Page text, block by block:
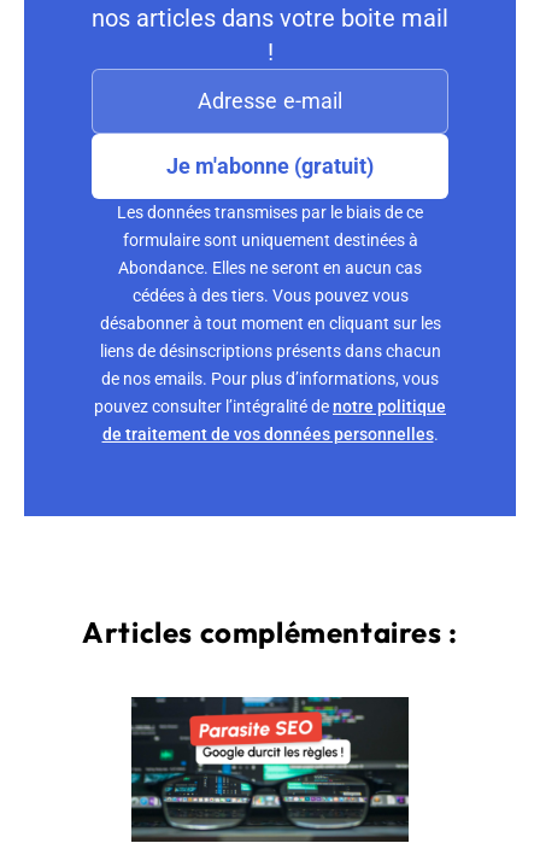
nos articles dans votre boite mail
!
Je m'abonne (gratuit)
Les données transmises par le biais de ce
formulaire sont uniquement destinées à
Abondance. Elles ne seront en aucun cas
cédées à des tiers. Vous pouvez vous
désabonner à tout moment en cliquant sur les
liens de désinscriptions présents dans chacun
de nos emails. Pour plus d’informations, vous
pouvez consulter l’intégralité denotre politique
de traitement de vos données personnelles.
Articles complémentaires :